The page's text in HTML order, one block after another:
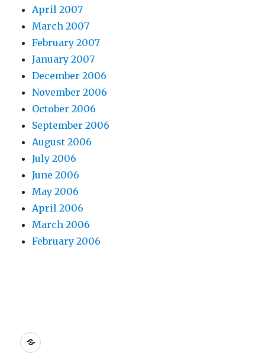
April 2007
March 2007
February 2007
January 2007
December 2006
November 2006
October 2006
September 2006
August 2006
July 2006
June 2006
May 2006
April 2006
March 2006
February 2006
Dreamhost